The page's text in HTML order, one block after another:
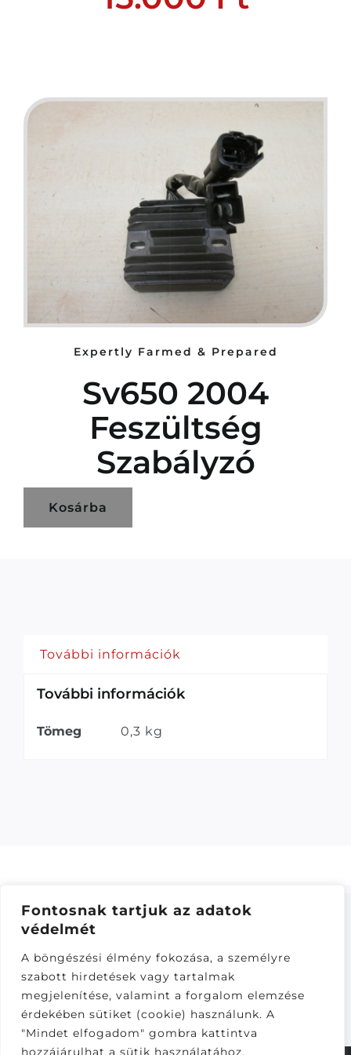
Fontosnak tartjuk az adatok
védelmét
A böngészési élmény fokozása, a személyre
szabott hirdetések vagy tartalmak
megjelenítése, valamint a forgalom elemzése
érdekében sütiket (cookie) használunk. A
"Mindet elfogadom" gombra kattintva
hozzájárulhat a sütik használatához.
Expertly Farmed & Prepared
Sv650 2004
Feszültség
Szabályzó
Kosárba
További információk
További információk
Tömeg 0,3 kg
ELÁLLÁS
Látogatók:
282,258